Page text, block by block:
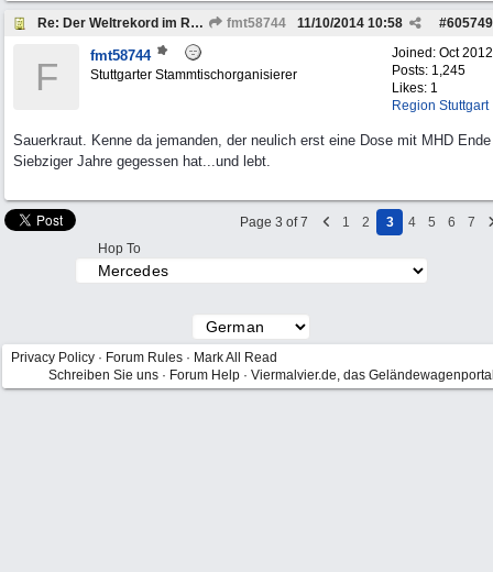
Re: Der Weltrekord im Reisen... fmt58744 #605749
11/10/2014 10:58
Joined: Oct 2012
Posts: 1,245
Likes: 1
Region Stuttgart
F fmt58744
Stuttgarter Stammtischorganisierer
Sauerkraut. Kenne da jemanden, der neulich erst eine Dose mit MHD Ende
Siebziger Jahre gegessen hat...und lebt.
Page 3 of 7 1 2 3 4 5 6
7
Hop To
Privacy Policy · Forum Rules · Mark All Read
Schreiben Sie uns · Forum Help · Viermalvier.de, das